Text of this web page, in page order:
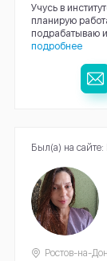
Учусь в
планирую
подрабатываю
подробнее
Ростов-на-
Был(а) на сайте: